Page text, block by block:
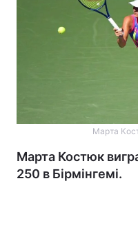
Марта
Марта Костюк
250 в Бірмінгемі.